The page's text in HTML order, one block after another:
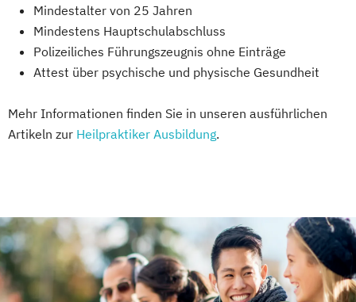
Mindestalter von 25 Jahren
Mindestens Hauptschulabschluss
Polizeiliches Führungszeugnis ohne Einträge
Attest über psychische und physische Gesundheit
Mehr Informationen finden Sie in unseren ausführlichen
Artikeln zur Heilpraktiker Ausbildung.